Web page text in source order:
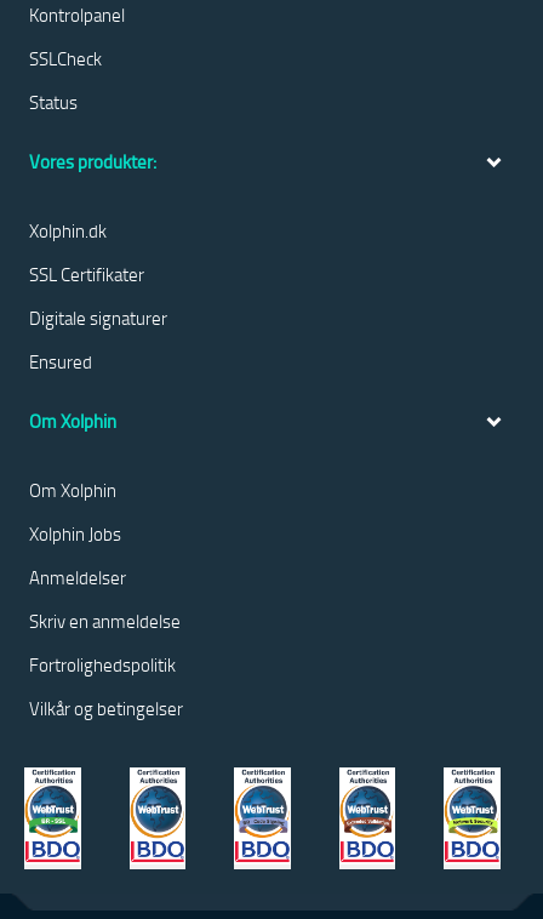
Kontrolpanel
SSLCheck
Status
Vores produkter:
Xolphin.dk
SSL Certifikater
Digitale signaturer
Ensured
Om Xolphin
Om Xolphin
Xolphin Jobs
Anmeldelser
Skriv en anmeldelse
Fortrolighedspolitik
Vilkår og betingelser